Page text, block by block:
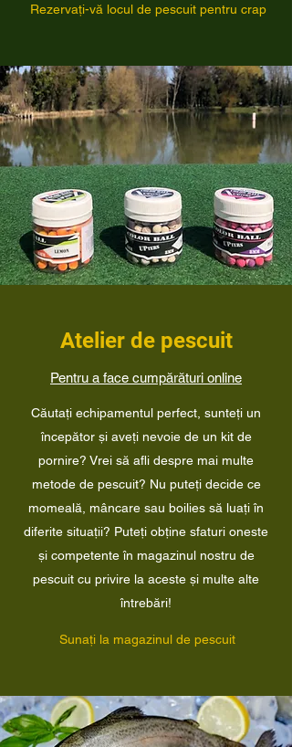
Rezervați-vă locul de pescuit pentru crap
Atelier de pescuit
Pentru a face cumpărături online
Căutați echipamentul perfect, sunteți un
începător și aveți nevoie de un kit de
pornire? Vrei să afli despre mai multe
metode de pescuit? Nu puteți decide ce
momeală, mâncare sau boilies să luați în
diferite situații? Puteți obține sfaturi oneste
și competente în magazinul nostru de
pescuit cu privire la aceste și multe alte
întrebări!
Sunați la magazinul de pescuit